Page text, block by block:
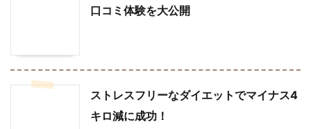
口コミ体験を大公開
ストレスフリーなダイエットでマイナス4
キロ減に成功！